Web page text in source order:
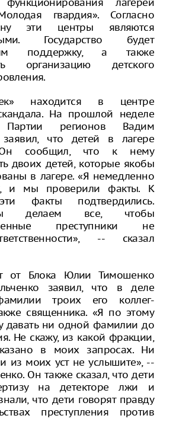
гвардия». Согласно
эти центры являются
Государство будет
поддержку, а также
организацию детского
находится в центре
На прошлой неделе
регионов Вадим
заявил, что детей в лагере
Он сообщил, что к нему
двоих детей, которые якобы
в лагере. «Я немедленно
и мы проверили факты. К
факты подтвердились.
делаем все, чтобы
преступники не
-- сказал
от Блока Юлии Тимошенко
заявил, что в деле
троих его коллег-
священника. «Я по этому
давать ни одной фамилии до
Не скажу, из какой фракции,
в моих запросах. Ни
из моих уст не услышите», --
Он также сказал, что дети
на детекторе лжи и
что дети говорят правду
преступления против